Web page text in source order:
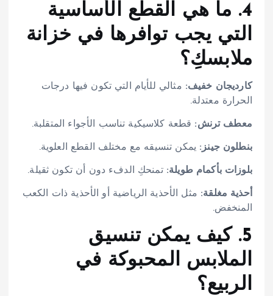
4. ما هي القطع الأساسية
التي يجب توافرها في خزانة
ملابسكِ؟
كارديجان خفيف:مثالي للأيام التي تكون فيها درجات
الحرارة معتدلة.
معطف ترنش:قطعة كلاسيكية تناسب الأجواء المتقلبة.
بنطلون جينز: يمكن تنسيقه مع مختلف القطع العلوية.
بلوزات بأكمام طويلة:تمنحكِ الدفء دون أن تكون ثقيلة.
أحذية مغلقة:مثل الأحذية الرياضية أو الأحذية ذات الكعب
المنخفض.
5. كيف يمكن تنسيق
الملابس المحبوكة في
الربيع؟